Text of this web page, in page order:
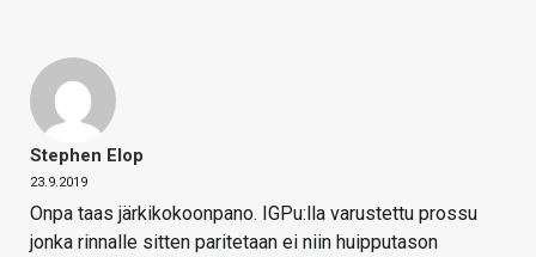
Stephen Elop
23.9.2019
Onpa taas järkikokoonpano. IGPu:lla varustettu prossu
jonka rinnalle sitten paritetaan ei niin huipputason